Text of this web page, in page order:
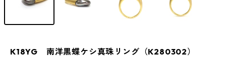
K18YG 南洋黒蝶ケシ真珠リング（K280302）